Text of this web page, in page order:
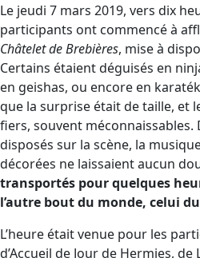
Le jeudi 7 mars 2019, vers dix
participants ont commencé à
Châtelet de Brebières, mise à
Certains étaient déguisés en
en geishas, ou encore en
que la surprise était de taille, et
fiers, souvent méconnaissables.
disposés sur la scène, la
décorées ne laissaient aucun
transportés pour quelques
l’autre bout du monde, celui
L’heure était venue pour les
d’Accueil de Jour de Hermies,